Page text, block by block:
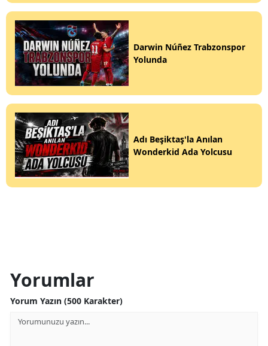
Darwin Núñez Trabzonspor
Yolunda
Adı Beşiktaş'la Anılan
Wonderkid Ada Yolcusu
Yorumlar
Yorum Yazın (500 Karakter)